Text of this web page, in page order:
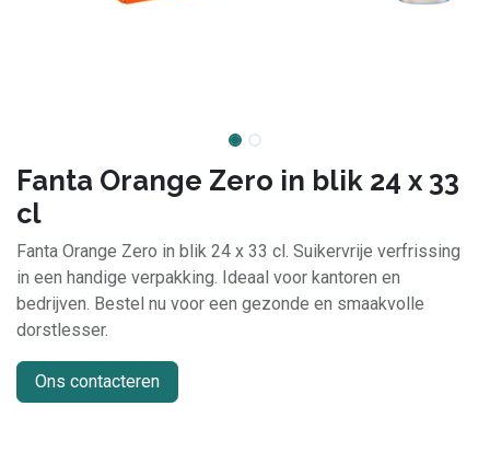
Fanta Orange Zero in blik 24 x 33
cl
Fanta Orange Zero in blik 24 x 33 cl. Suikervrije verfrissing
in een handige verpakking. Ideaal voor kantoren en
bedrijven. Bestel nu voor een gezonde en smaakvolle
dorstlesser.
Ons contacteren